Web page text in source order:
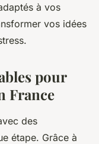
à vos
vos idées
pour
France
des
étape. Grâce à